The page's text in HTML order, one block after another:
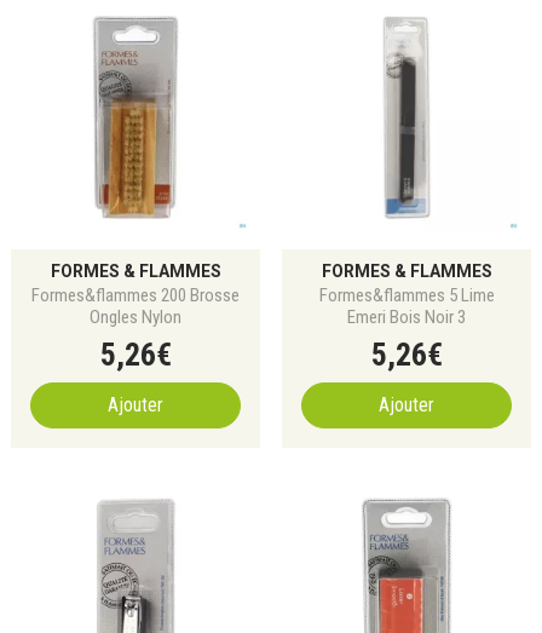
FORMES & FLAMMES
Formes&flammes 200 Brosse
Ongles Nylon
5,26€
Ajouter
FORMES & FLAMMES
Formes&flammes 5 Lime
Emeri Bois Noir 3
5,26€
Ajouter